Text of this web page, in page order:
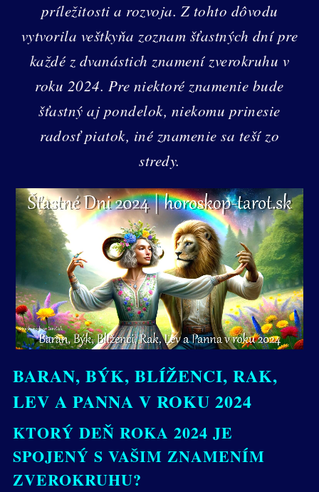
príležitosti a rozvoja. Z tohto dôvodu
vytvorila veštkyňa zoznam šťastných dní pre
každé z dvanástich znamení zverokruhu v
roku 2024. Pre niektoré znamenie bude
šťastný aj pondelok, niekomu prinesie
radosť piatok, iné znamenie sa teší zo
stredy.
BARAN, BÝK, BLÍŽENCI, RAK,
LEV A PANNA V ROKU 2024
KTORÝ DEŇ ROKA 2024 JE
SPOJENÝ S VAŠIM ZNAMENÍM
ZVEROKRUHU?